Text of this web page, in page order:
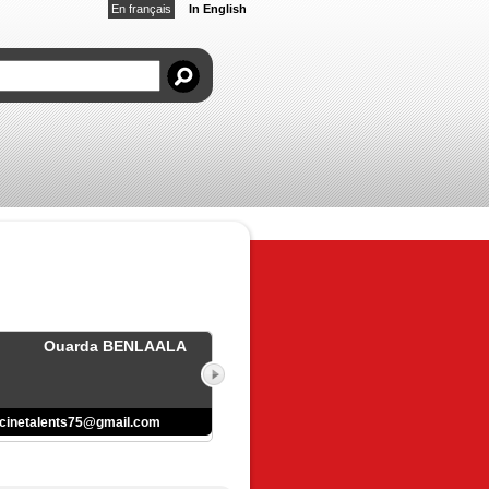
En français In English
Ouarda BENLAALA
cinetalents75@gmail.com